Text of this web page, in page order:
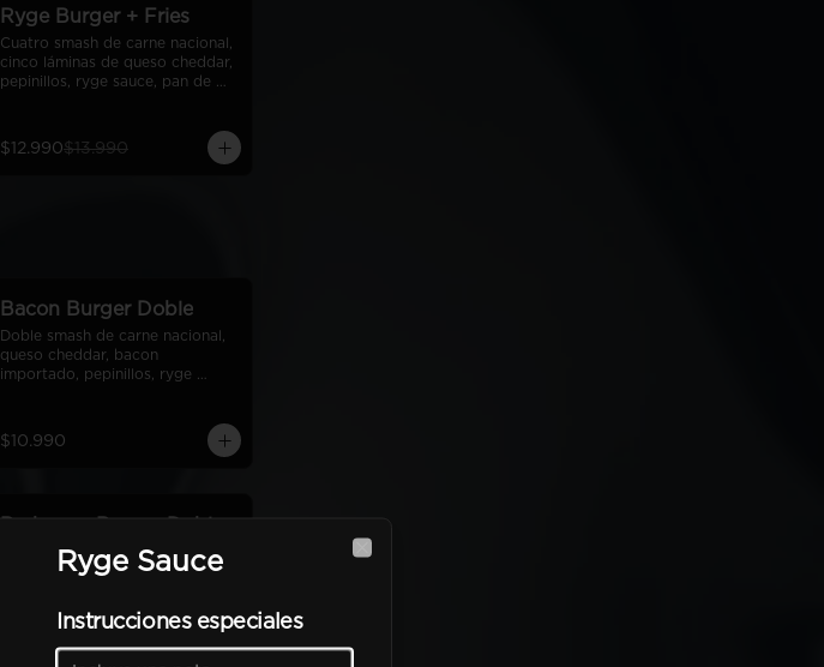
Ryge Burger + Fries
Cuatro smash de carne nacional,
cinco láminas de queso cheddar,
pepinillos, ryge sauce, pan de
$12.990$13.990
Bacon Burger Doble
Doble smash de carne nacional,
queso cheddar, bacon
importado, pepinillos, ryge
$10.990
Doble smash de carne nacional,
queso cheddar, bacon
barbecue americana, aros de
cebolla americanos, ryge sauce,
pan de papa
$11.490
Ryge Sauce
Instrucciones especiales